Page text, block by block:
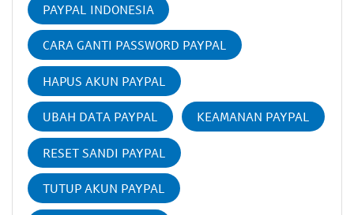
PAYPAL INDONESIA
CARA GANTI PASSWORD PAYPAL
HAPUS AKUN PAYPAL
UBAH DATA PAYPAL KEAMANAN PAYPAL
RESET SANDI PAYPAL
TUTUP AKUN PAYPAL